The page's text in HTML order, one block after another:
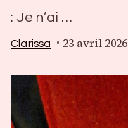
: Je n’ai …
Clarissa 23 avril 2026